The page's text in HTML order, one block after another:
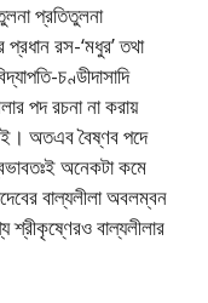
প্রতিতুলনা
রস-‘মধুর’ তথা
চণ্ডীদাসাদি
পদ রচনা না করায়
অতএব বৈষ্ণব পদে
অনেকটা কমে
বাল্যলীলা অবলম্বন
শ্রীকৃষ্ণেরও বাল্যলীলার